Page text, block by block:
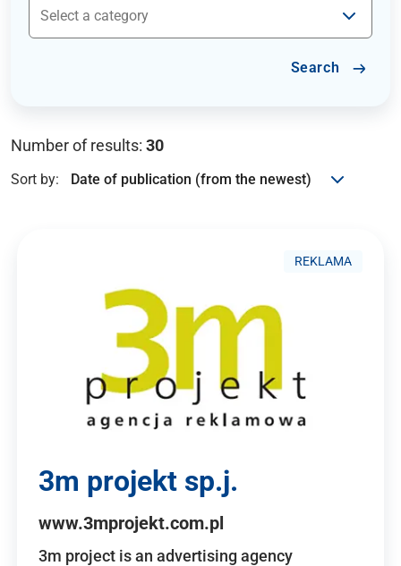
Search
Number of results: 30
Sort by:
REKLAMA
3m projekt sp.j.
www.3mprojekt.com.pl
3m project is an advertising agency